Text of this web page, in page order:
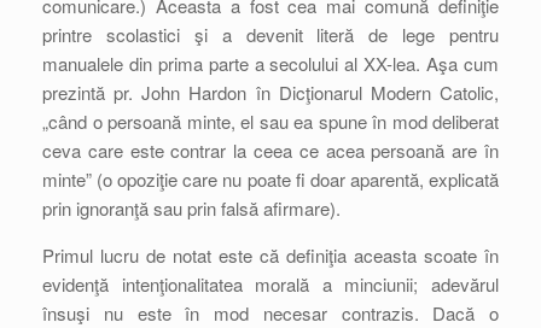
comunicare.) Aceasta a fost cea mai comună definiţie
printre scolastici şi a devenit literă de lege pentru
manualele din prima parte a secolului al XX-lea. Aşa cum
prezintă pr. John Hardon în Dicţionarul Modern Catolic,
„când o persoană minte, el sau ea spune în mod deliberat
ceva care este contrar la ceea ce acea persoană are în
minte” (o opoziţie care nu poate fi doar aparentă, explicată
prin ignoranţă sau prin falsă afirmare).
Primul lucru de notat este că definiţia aceasta scoate în
evidenţă intenţionalitatea morală a minciunii; adevărul
însuşi nu este în mod necesar contrazis. Dacă o